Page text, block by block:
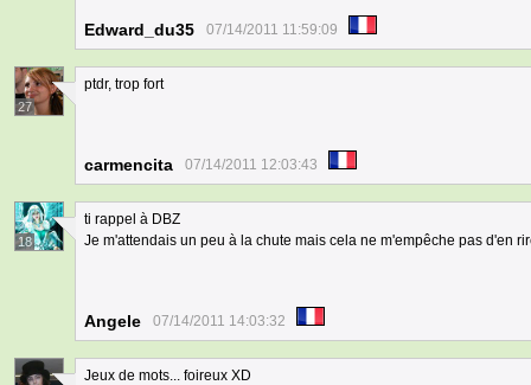
Edward_du35 07/14/2011 11:59:09
27
ptdr, trop fort
carmencita 07/14/2011 12:03:43
18
ti rappel à DBZ
Je m'attendais un peu à la chute mais cela ne m'empêche pas d'en
Angele 07/14/2011 14:03:32
Jeux de mots... foireux XD